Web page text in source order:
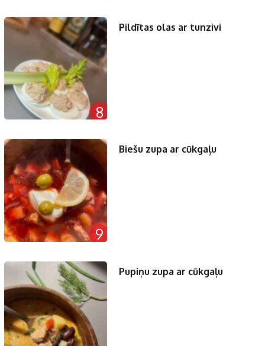
8
Pildītas olas ar tunzivi
9
Biešu zupa ar cūkgaļu
Pupiņu zupa ar cūkgaļu